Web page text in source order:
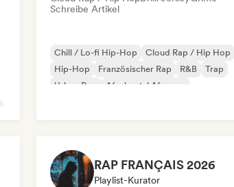
Schreibe Artikel
Chill / Lo-fi Hip-Hop
Cloud Rap / Hip Hop
Hip-Hop
Französischer Rap R&B
Trap
Urban Pop
Afrobeat / Afropop
RAP FRANÇAIS 2026
Playlist-Kurator